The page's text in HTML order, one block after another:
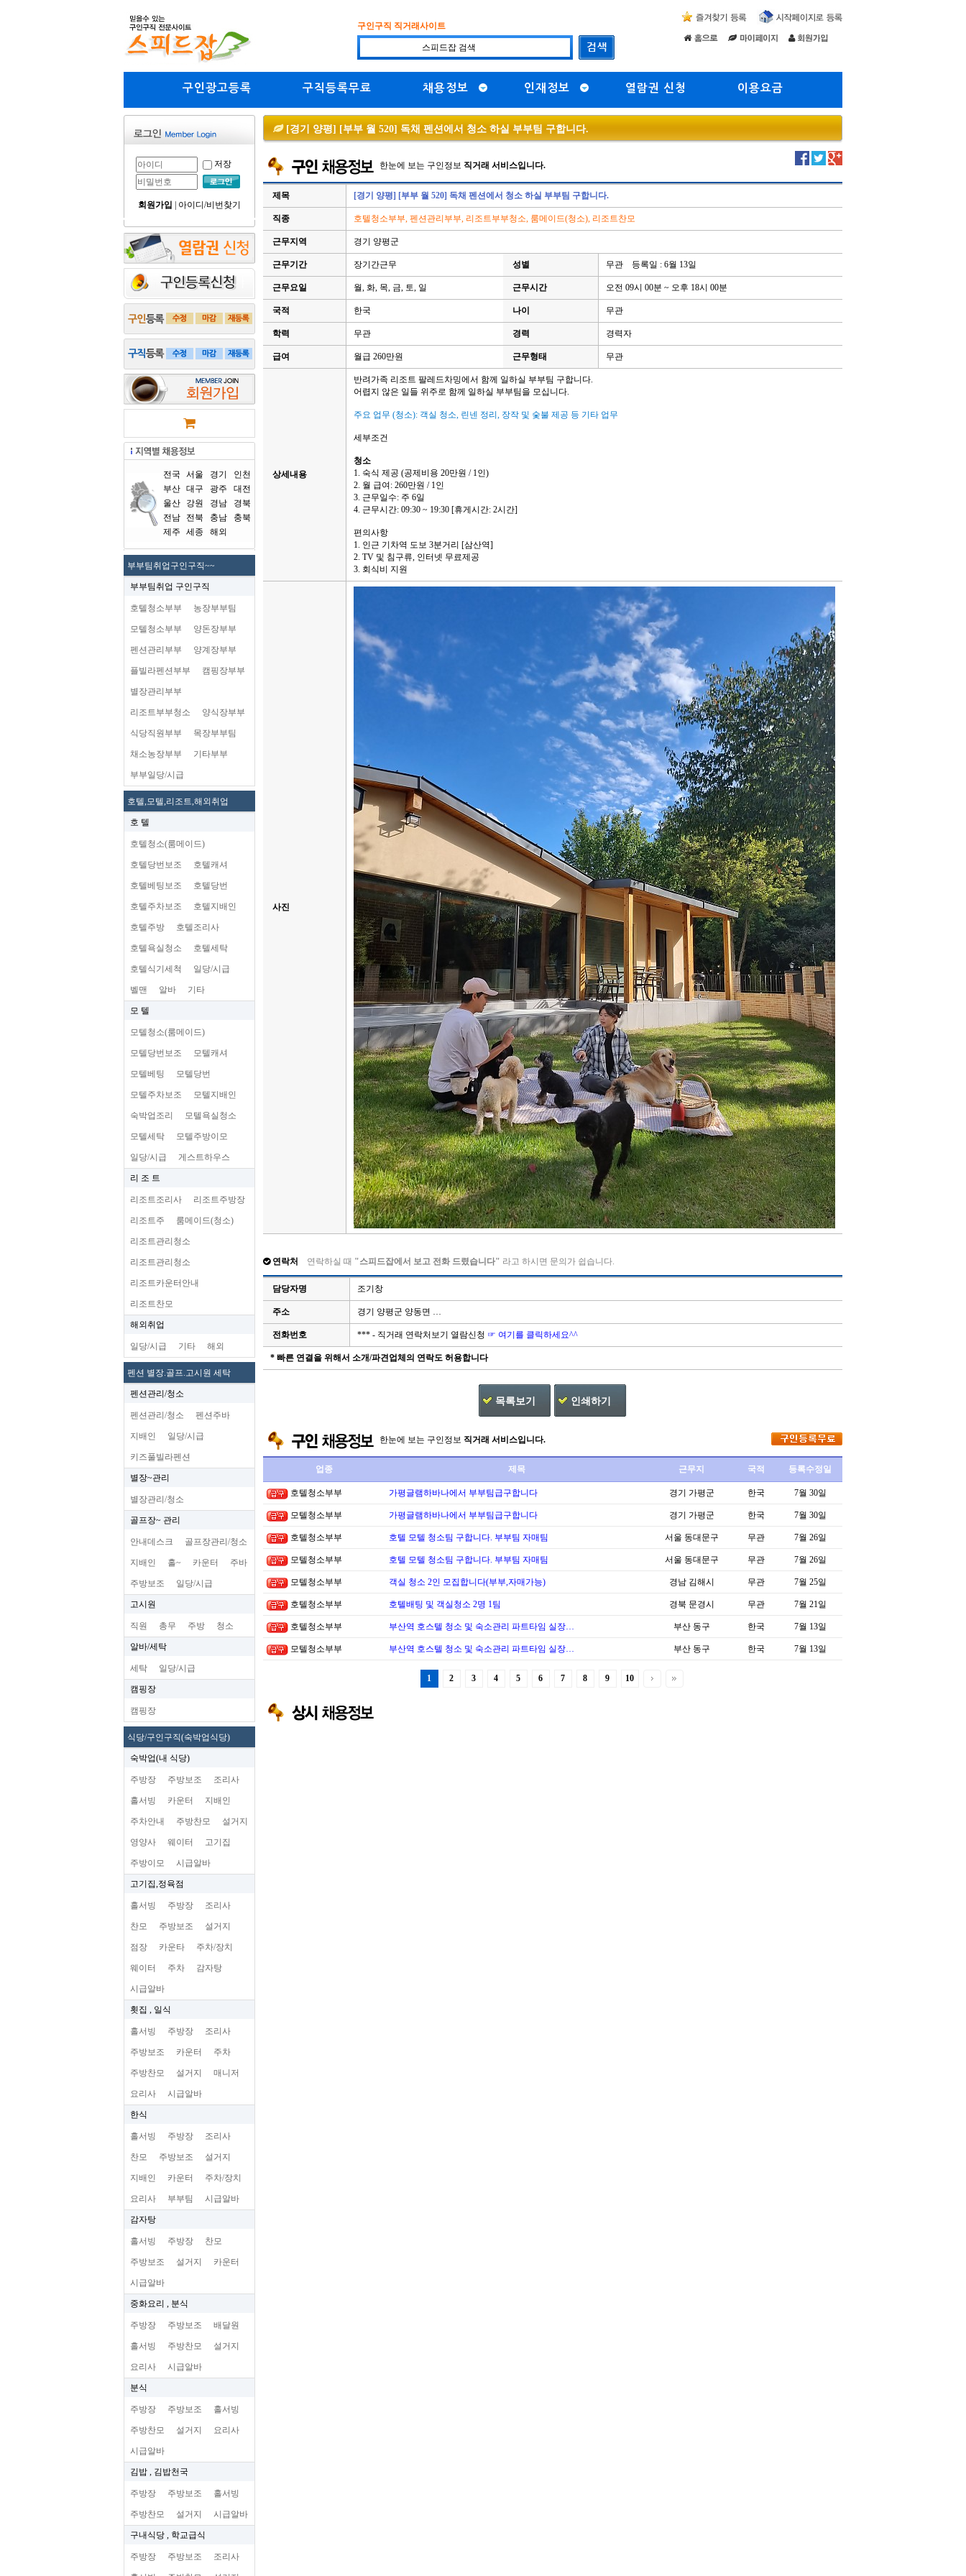
구인구직 직거래사이트
구인광고등록 구직등록무료 채용정보 인재정보 열람권 신청 이용요금
저장
회원가입 아이디/비번찾기
전국 서울 경기
인천
부산 대구 광주
대전
울산
강원 경남
경북
전남
전북 충남
충북
제주
세종 해외
부부팀취업구인구직~~
부부팀취업 구인구직
호텔청소부부 농장부부팀
모텔청소부부 양돈장부부
펜션관리부부 양계장부부
플빌라펜션부부 캠핑장부부
별장관리부부
리조트부부청소 양식장부부
식당직원부부 목장부부팀
채소농장부부 기타부부
부부일당/시급
호텔,모텔,리조트,해외취업
호 텔
호텔청소(룸메이드)
호텔당번보조 호텔캐셔
호텔베팅보조 호텔당번
호텔주차보조 호텔지배인
호텔주방 호텔조리사
호텔욕실청소 호텔세탁
호텔식기세척 일당/시급
벨맨 알바 기타
모 텔
모텔청소(룸메이드)
모텔당번보조 모텔캐셔
모텔베팅 모텔당번
모텔주차보조 모텔지배인
숙박업조리 모텔욕실청소
모텔세탁 모텔주방이모
일당/시급 게스트하우스
리 조 트
리조트조리사 리조트주방장
리조트주 룸메이드(청소)
리조트관리청소
리조트관리청소
리조트카운터안내
리조트찬모
해외취업
일당/시급 기타 해외
펜션 별장.골프.고시원 세탁
펜션관리/청소
펜션관리/청소 펜션주바
지배인 일당/시급
키즈풀빌라펜션
별장~관리
별장관리/청소
골프장~ 관리
안내데스크 골프장관리/청소
지배인 홀~ 카운터 주바
주방보조 일당/시급
고시원
직원 총무 주방 청소
알바/세탁
세탁 일당/시급
캠핑장
캠핑장
식당/구인구직(숙박업식당)
숙박업(내 식당)
주방장 주방보조 조리사
홀서빙 카운터 지배인
주차안내 주방찬모 설거지
영양사 웨이터 고기집
주방이모 시급알바
고기집,정육점
홀서빙 주방장 조리사
찬모 주방보조 설거지
점장 카운타 주차/장치
웨이터 주차 감자탕
시급알바
횟집 , 일식
홀서빙 주방장 조리사
주방보조 카운터 주차
주방찬모 설거지 매니저
요리사 시급알바
한식
홀서빙 주방장 조리사
찬모 주방보조 설거지
지배인 카운터 주차/장치
요리사 부부팀 시급알바
감자탕
홀서빙 주방장 찬모
주방보조 설거지 카운터
시급알바
중화요리 , 분식
주방장 주방보조 배달원
홀서빙 주방찬모 설거지
요리사 시급알바
분식
주방장 주방보조 홀서빙
주방찬모 설거지 요리사
시급알바
김밥 , 김밥천국
주방장 주방보조 홀서빙
주방찬모 설거지 시급알바
구내식당 , 학교급식
주방장 주방보조 조리사
[경기 양평] [부부 월 520] 독채 펜션에서 청소 하실 부부팀 구합니다.
한눈에 보는 구인정보 직거래 서비스입니다.
제목 [경기 양평] [부부 월 520] 독채 펜션에서 청소 하실 부부팀 구합니다.
직종 호텔청소부부, 펜션관리부부, 리조트부부청소, 룸메이드(청소), 리조트찬모
근무지역 경기 양평군
근무기간 장기간근무 성별 무관 등록일 : 6월 13일
근무요일 월, 화, 목, 금, 토, 일 근무시간 오전 09시 00분 ~ 오후 18시 00분
국적 한국 나이 무관
학력 무관 경력 경력자
급여 월급 260만원 근무형태 무관
상세내용
반려가족 리조트 팔레드차밍에서 함께 일하실 부부팀 구합니다.
어렵지 않은 일들 위주로 함께 일하실 부부팀을 모십니다.
주요 업무 (청소): 객실 청소, 린넨 정리, 장작 및 숯불 제공 등 기타 업무
세부조건
청소
1. 숙식 제공 (공제비용 20만원 / 1인)
2. 월 급여: 260만원 / 1인
3. 근무일수: 주 6일
4. 근무시간: 09:30 ~ 19:30 [휴게시간: 2시간]
편의사항
1. 인근 기차역 도보 3분거리 [삼산역]
2. TV 및 침구류, 인터넷 무료제공
3. 회식비 지원
사진
연락처 연락하실 때 "스피드잡에서 보고 전화 드렸습니다" 라고 하시면 문의가 쉽습니다.
담당자명 조기창
주소 경기 양평군 양동면 …
전화번호 *** - 직거래 연락처보기 열람신청 ☞ 여기를 클릭하세요^^
* 빠른 연결을 위해서 소개/파견업체의 연락도 허용합니다
목록보기 인쇄하기
한눈에 보는 구인정보 직거래 서비스입니다.
업종 제목 근무지 국적 등록수정일
호텔청소부부 가평글램하바나에서 부부팀급구합니다 경기 가평군 한국 7월 30일
모텔청소부부 가평글램하바나에서 부부팀급구합니다 경기 가평군 한국 7월 30일
호텔청소부부 호텔 모텔 청소팀 구합니다. 부부팀 자매팀 서울 동대문구 무관 7월 26일
모텔청소부부 호텔 모텔 청소팀 구합니다. 부부팀 자매팀 서울 동대문구 무관 7월 26일
모텔청소부부 객실 청소 2인 모집합니다(부부,자매가능) 경남 김해시 무관 7월 25일
호텔청소부부 호텔배팅 및 객실청소 2명 1팀 경북 문경시 무관 7월 21일
호텔청소부부 부산역 호스텔 청소 및 숙소관리 파트타임 실장… 부산 동구 한국 7월 13일
모텔청소부부 부산역 호스텔 청소 및 숙소관리 파트타임 실장… 부산 동구 한국 7월 13일
1 2 3 4 5 6 7 8 9 10